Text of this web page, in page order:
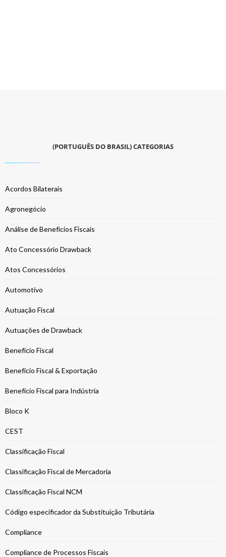
(PORTUGUÊS DO BRASIL) CATEGORIAS
Acordos Bilaterais
Agronegócio
Análise de Benefícios Fiscais
Ato Concessório Drawback
Atos Concessórios
Automotivo
Autuação Fiscal
Autuações de Drawback
Benefício Fiscal
Benefício Fiscal & Exportação
Benefício Fiscal para Indústria
Bloco K
CEST
Classificação Fiscal
Classificação Fiscal de Mercadoria
Classificação Fiscal NCM
Código especificador da Substituição Tributária
Compliance
Compliance de Processos Fiscais